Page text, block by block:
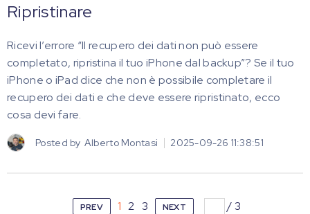
Ripristinare
Ricevi l’errore “Il recupero dei dati non può essere
completato, ripristina il tuo iPhone dal backup”? Se il tuo
iPhone o iPad dice che non è possibile completare il
recupero dei dati e che deve essere ripristinato, ecco
cosa devi fare.
Posted by Alberto Montasi 2025-09-26 11:38:51
PREV 1 2 3 NEXT /3